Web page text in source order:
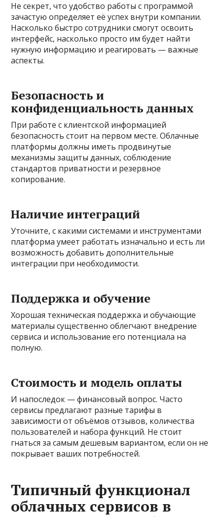
Не секрет, что удобство работы с программой
зачастую определяет её успех внутри компании.
Насколько быстро сотрудники смогут освоить
интерфейс, насколько просто им будет найти
нужную информацию и реагировать — важные
аспекты.
Безопасность и
конфиденциальность данных
При работе с клиентской информацией
безопасность стоит на первом месте. Облачные
платформы должны иметь продвинутые
механизмы защиты данных, соблюдение
стандартов приватности и резервное
копирование.
Наличие интеграций
Уточните, с какими системами и инструментами
платформа умеет работать изначально и есть ли
возможность добавить дополнительные
интеграции при необходимости.
Поддержка и обучение
Хорошая техническая поддержка и обучающие
материалы существенно облегчают внедрение
сервиса и использование его потенциала на
полную.
Стоимость и модель оплаты
И напоследок — финансовый вопрос. Часто
сервисы предлагают разные тарифы в
зависимости от объёмов отзывов, количества
пользователей и набора функций. Не стоит
гнаться за самым дешевым вариантом, если он не
покрывает ваших потребностей.
Типичный функционал
облачных сервисов в